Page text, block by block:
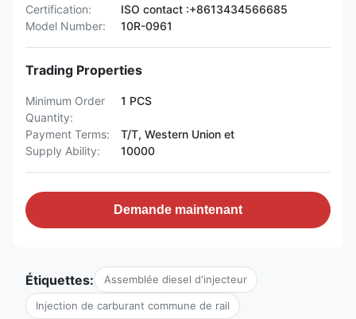
Certification:
ISO contact :+8613434566685
Model Number:
10R-0961
Trading Properties
Minimum Order
Quantity:
1 PCS
Payment Terms:
T/T, Western Union et
Supply Ability:
10000
Demande maintenant
Étiquettes: Assemblée diesel d'injecteur
Injection de carburant commune de rail